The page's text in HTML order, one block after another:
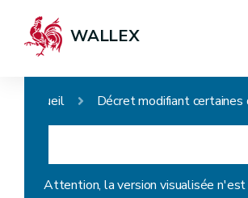
WALLEX
Accueil
Attention, la version visualisée n'est